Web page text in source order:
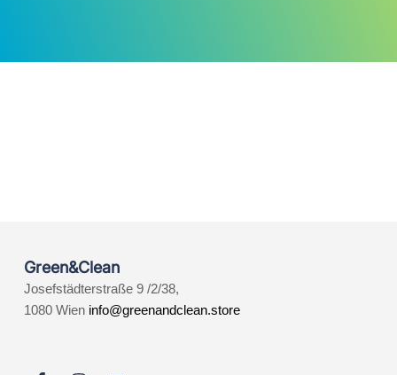
Green&Clean
Josefstädterstraße 9 /2/38,
1080 Wien info@greenandclean.store